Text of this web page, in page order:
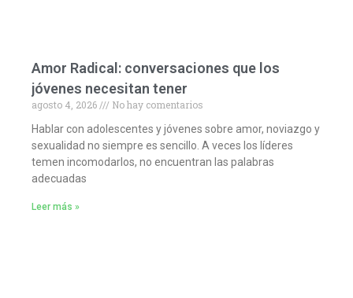
Amor Radical: conversaciones que los
jóvenes necesitan tener
agosto 4, 2026
No hay comentarios
Hablar con adolescentes y jóvenes sobre amor, noviazgo y
sexualidad no siempre es sencillo. A veces los líderes
temen incomodarlos, no encuentran las palabras
adecuadas
Leer más »